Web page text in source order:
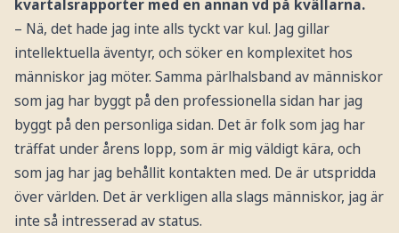
kvartalsrapporter med en annan vd på kvällarna.
– Nä, det hade jag inte alls tyckt var kul. Jag gillar
intellektuella äventyr, och söker en komplexitet hos
människor jag möter. Samma pärlhalsband av människor
som jag har byggt på den professionella sidan har jag
byggt på den personliga sidan. Det är folk som jag har
träffat under årens lopp, som är mig väldigt kära, och
som jag har jag behållit kontakten med. De är utspridda
över världen. Det är verkligen alla slags människor, jag är
inte så intresserad av status.